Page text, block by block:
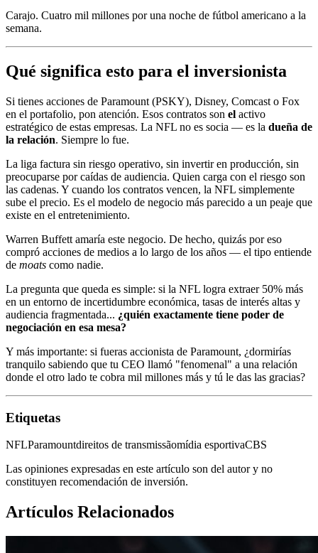
Carajo. Cuatro mil millones por una noche de fútbol americano a la
semana.
Qué significa esto para el inversionista
Si tienes acciones de Paramount (PSKY), Disney, Comcast o Fox
en el portafolio, pon atención. Esos contratos son el activo
estratégico de estas empresas. La NFL no es socia — es la dueña de
la relación. Siempre lo fue.
La liga factura sin riesgo operativo, sin invertir en producción, sin
preocuparse por caídas de audiencia. Quien carga con el riesgo son
las cadenas. Y cuando los contratos vencen, la NFL simplemente
sube el precio. Es el modelo de negocio más parecido a un peaje que
existe en el entretenimiento.
Warren Buffett amaría este negocio. De hecho, quizás por eso
compró acciones de medios a lo largo de los años — el tipo entiende
de moats como nadie.
La pregunta que queda es simple: si la NFL logra extraer 50% más
en un entorno de incertidumbre económica, tasas de interés altas y
audiencia fragmentada... ¿quién exactamente tiene poder de
negociación en esa mesa?
Y más importante: si fueras accionista de Paramount, ¿dormirías
tranquilo sabiendo que tu CEO llamó "fenomenal" a una relación
donde el otro lado te cobra mil millones más y tú le das las gracias?
Etiquetas
NFLParamountdireitos de transmissãomídia esportivaCBS
Las opiniones expresadas en este artículo son del autor y no
constituyen recomendación de inversión.
Artículos Relacionados